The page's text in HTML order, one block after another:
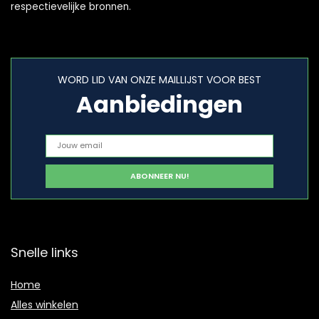
respectievelijke bronnen.
WORD LID VAN ONZE MAILLIJST VOOR BEST
Aanbiedingen
Snelle links
Home
Alles winkelen